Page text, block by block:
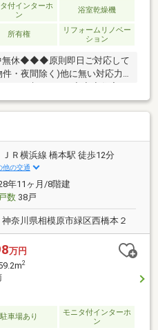
付インターホ
ン
浴室乾燥機
所有権
リフォームリノベー
ション
休◆◆◆原則即日ご対応して
・夜間除く)他に無い対応力
たいを叶えます。◆◆◆住宅ロ
常時20行以上の金融機関と
金利の低い銀行のご提案が可
て適切なプランをご提案させ
良し悪しを正直にお伝えし
してその物件のメリット・
えしております。気に入った
なくご指摘いたします。
ターサポートを取り組む会
ＪＲ横浜線 橋本駅 徒歩12分
他の交通
年11ヶ月/8階建
数38戸
神奈川県相模原市緑区西橋本２
万円
2
駐車場あり
モニタ付インターホ
ン